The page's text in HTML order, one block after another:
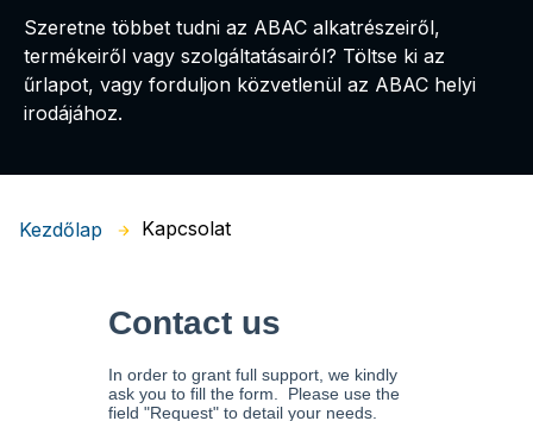
Szeretne többet tudni az ABAC alkatrészeiről,
termékeiről vagy szolgáltatásairól? Töltse ki az
űrlapot, vagy forduljon közvetlenül az ABAC helyi
irodájához.
Kezdőlap Kapcsolat